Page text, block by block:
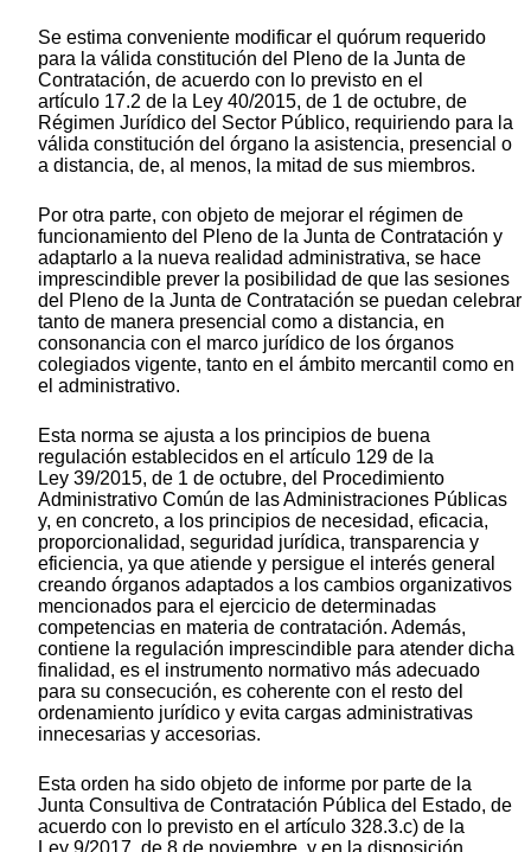
Se estima conveniente modificar el quórum requerido
para la válida constitución del Pleno de la Junta de
Contratación, de acuerdo con lo previsto en el
artículo 17.2 de la Ley 40/2015, de 1 de octubre, de
Régimen Jurídico del Sector Público, requiriendo para la
válida constitución del órgano la asistencia, presencial o
a distancia, de, al menos, la mitad de sus miembros.
Por otra parte, con objeto de mejorar el régimen de
funcionamiento del Pleno de la Junta de Contratación y
adaptarlo a la nueva realidad administrativa, se hace
imprescindible prever la posibilidad de que las sesiones
del Pleno de la Junta de Contratación se puedan celebrar
tanto de manera presencial como a distancia, en
consonancia con el marco jurídico de los órganos
colegiados vigente, tanto en el ámbito mercantil como en
el administrativo.
Esta norma se ajusta a los principios de buena
regulación establecidos en el artículo 129 de la
Ley 39/2015, de 1 de octubre, del Procedimiento
Administrativo Común de las Administraciones Públicas
y, en concreto, a los principios de necesidad, eficacia,
proporcionalidad, seguridad jurídica, transparencia y
eficiencia, ya que atiende y persigue el interés general
creando órganos adaptados a los cambios organizativos
mencionados para el ejercicio de determinadas
competencias en materia de contratación. Además,
contiene la regulación imprescindible para atender dicha
finalidad, es el instrumento normativo más adecuado
para su consecución, es coherente con el resto del
ordenamiento jurídico y evita cargas administrativas
innecesarias y accesorias.
Esta orden ha sido objeto de informe por parte de la
Junta Consultiva de Contratación Pública del Estado, de
acuerdo con lo previsto en el artículo 328.3.c) de la